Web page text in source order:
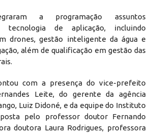
a programação assuntos
tecnologia de aplicação, incluindo
drones, gestão inteligente da água e
além de qualificação em gestão das
com a presença do vice-prefeito
Leite, do gerente da agência
Luiz Didoné, e da equipe do Instituto
pelo professor doutor Fernando
doutora Laura Rodrigues, professora